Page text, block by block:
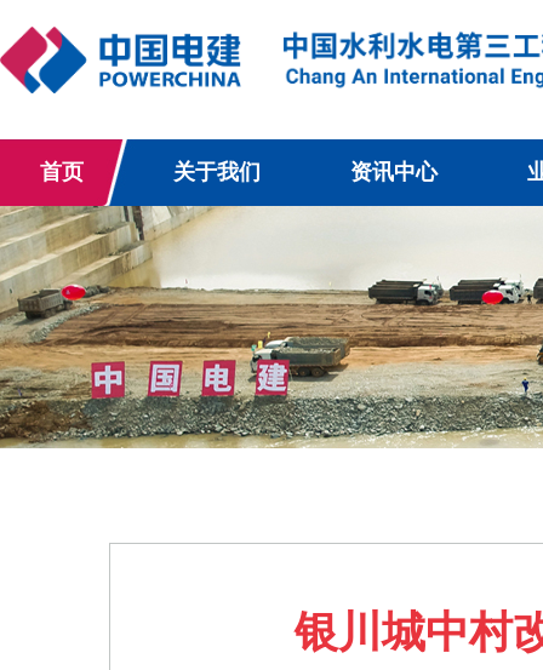
首页 关于我们 资讯中心
银川城中村